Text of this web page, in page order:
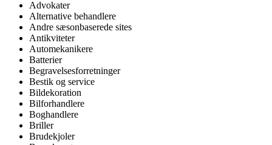
Advokater
Alternative behandlere
Andre sæsonbaserede sites
Antikviteter
Automekanikere
Batterier
Begravelsesforretninger
Bestik og service
Bildekoration
Bilforhandlere
Boghandlere
Briller
Brudekjoler